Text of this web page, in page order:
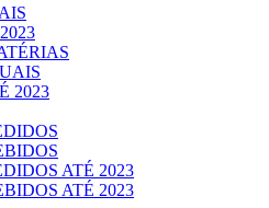
2023
ATÉ 2023
ATÉ 2023